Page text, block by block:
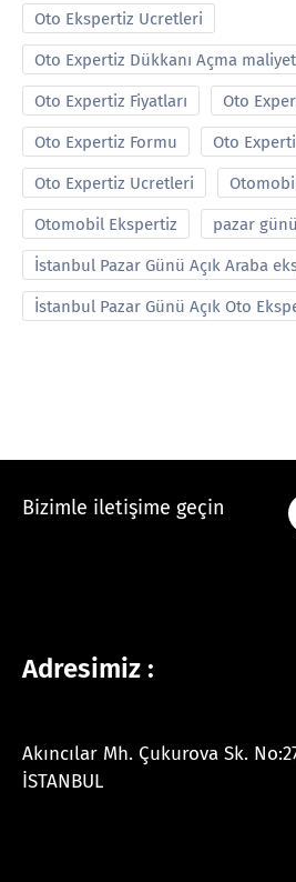
Oto Ekspertiz Ucretleri
Oto Expertiz Dükkanı Açma
Oto Expertiz Fiyatları Oto
Oto Expertiz Formu Oto
Oto Expertiz Ucretleri
Otomobil Ekspertiz pazar
İstanbul Pazar Günü Açık Araba
İstanbul Pazar Günü Açık Oto
Bizimle iletişime geçin
Adresimiz :
Akıncılar Mh. Çukurova Sk.
İSTANBUL